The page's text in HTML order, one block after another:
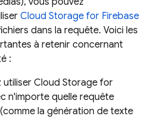
Cloud Storage for Firebase
dans la requête. Voici les
à retenir concernant
:
utiliser Cloud Storage for
n'importe quelle requête
la génération de texte